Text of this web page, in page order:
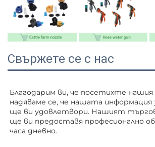
Свържете се с нас
Благодарим ви, че посетихте нашия
надяваме се, че нашата
ще ви удовлетвори. Нашият
ще ви предоставя професионално
часа дневно.